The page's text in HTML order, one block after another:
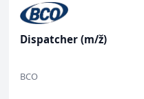
Dispatcher (m/ž)
BCO